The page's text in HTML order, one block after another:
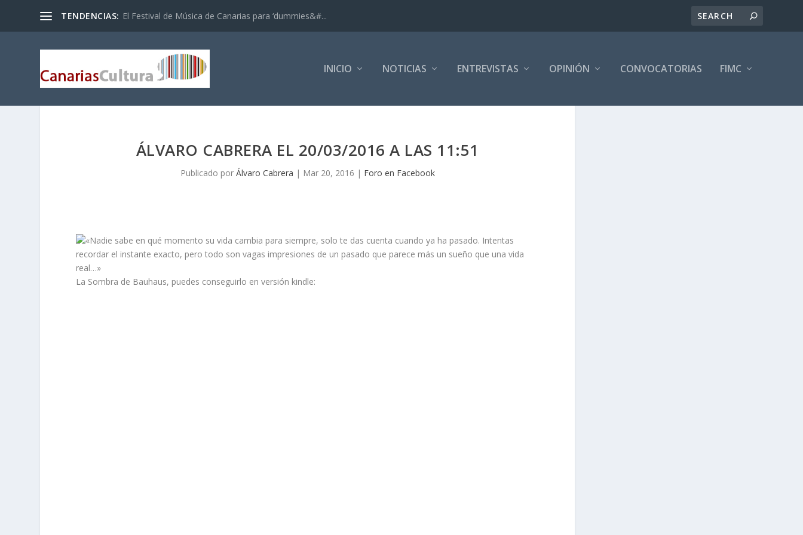
TENDENCIAS: El Festival de Música de Canarias para ‘dummies&#...
INICIO NOTICIAS ENTREVISTAS OPINIÓN CONVOCATORIAS FIMC
ÁLVARO CABRERA EL 20/03/2016 A LAS 11:51
Publicado por Álvaro Cabrera | Mar 20, 2016 | Foro en Facebook
«Nadie sabe en qué momento su vida cambia para siempre, solo te das cuenta cuando ya ha pasado. Intentas
recordar el instante exacto, pero todo son vagas impresiones de un pasado que parece más un sueño que una vida
real…»
La Sombra de Bauhaus, puedes conseguirlo en versión kindle: